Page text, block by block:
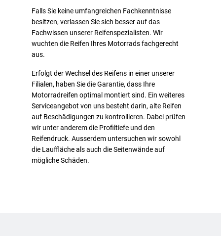
Falls Sie keine umfangreichen Fachkenntnisse
besitzen, verlassen Sie sich besser auf das
Fachwissen unserer Reifenspezialisten. Wir
wuchten die Reifen Ihres Motorrads fachgerecht
aus.
Erfolgt der Wechsel des Reifens in einer unserer
Filialen, haben Sie die Garantie, dass Ihre
Motorradreifen optimal montiert sind. Ein weiteres
Serviceangebot von uns besteht darin, alte Reifen
auf Beschädigungen zu kontrollieren. Dabei prüfen
wir unter anderem die Profiltiefe und den
Reifendruck. Ausserdem untersuchen wir sowohl
die Lauffläche als auch die Seitenwände auf
mögliche Schäden.